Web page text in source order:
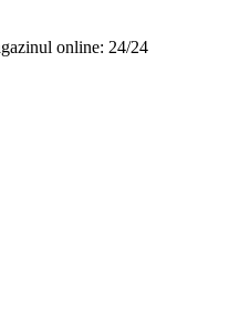
online: 24/24